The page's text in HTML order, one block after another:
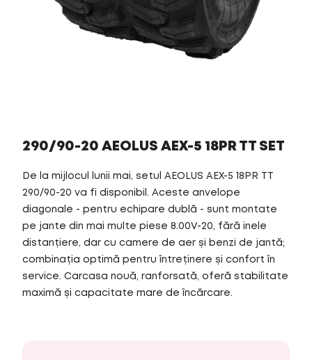
290/90-20 AEOLUS AEX-5 18PR TT SET
De la mijlocul lunii mai, setul AEOLUS AEX-5 18PR TT
290/90-20 va fi disponibil. Aceste anvelope
diagonale - pentru echipare dublă - sunt montate
pe jante din mai multe piese 8.00V-20, fără inele
distanțiere, dar cu camere de aer și benzi de jantă;
combinația optimă pentru întreținere și confort în
service. Carcasa nouă, ranforsată, oferă stabilitate
maximă și capacitate mare de încărcare.